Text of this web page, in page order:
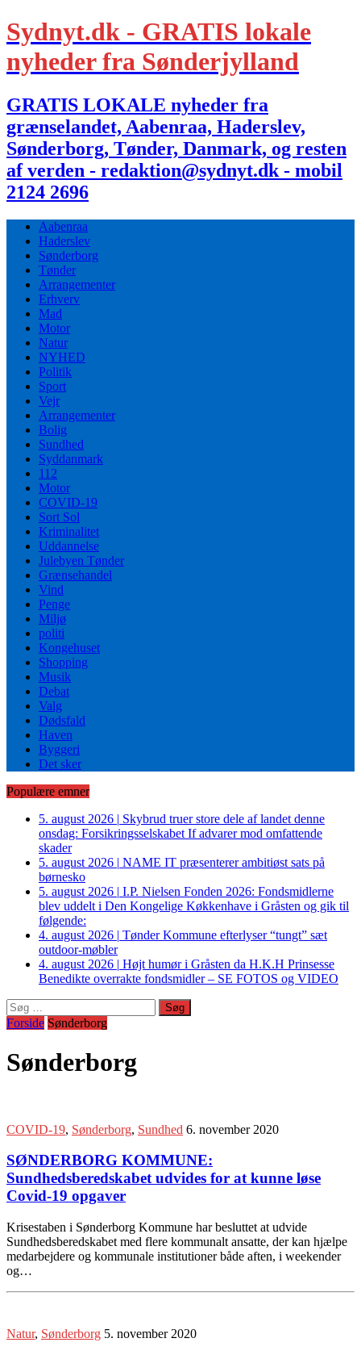
Sydnyt.dk - GRATIS lokale
nyheder fra Sønderjylland
GRATIS LOKALE nyheder fra
grænselandet, Aabenraa, Haderslev,
Sønderborg, Tønder, Danmark, og resten
af verden - redaktion@sydnyt.dk - mobil
2124 2696
Aabenraa
Haderslev
Sønderborg
Tønder
Arrangementer
Erhverv
Mad
Motor
Natur
NYHED
Politik
Sport
Vejr
Arrangementer
Bolig
Sundhed
Syddanmark
112
Motor
COVID-19
Sort Sol
Kriminalitet
Uddannelse
Julebyen Tønder
Grænsehandel
Vind
Penge
Miljø
politi
Kongehuset
Shopping
Musik
Debat
Valg
Dødsfald
Haven
Byggeri
Det sker
Populære emner
5. august 2026 | Skybrud truer store dele af landet denne
onsdag: Forsikringsselskabet If advarer mod omfattende
skader
5. august 2026 | NAME IT præsenterer ambitiøst sats på
børnesko
5. august 2026 | I.P. Nielsen Fonden 2026: Fondsmidlerne
blev uddelt i Den Kongelige Køkkenhave i Gråsten og gik til
følgende:
4. august 2026 | Tønder Kommune efterlyser “tungt” sæt
outdoor-møbler
4. august 2026 | Højt humør i Gråsten da H.K.H Prinsesse
Benedikte overrakte fondsmidler – SE FOTOS og VIDEO
Søg
efter:
Forside Sønderborg
Sønderborg
COVID-19, Sønderborg, Sundhed 6. november 2020
SØNDERBORG KOMMUNE:
Sundhedsberedskabet udvides for at kunne løse
Covid-19 opgaver
Krisestaben i Sønderborg Kommune har besluttet at udvide
Sundhedsberedskabet med flere kommunalt ansatte, der kan hjælpe
medarbejdere og kommunale institutioner både aften, i weekender
og…
Natur, Sønderborg 5. november 2020